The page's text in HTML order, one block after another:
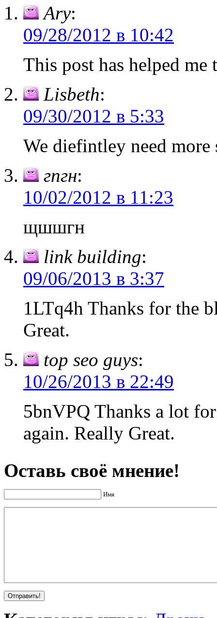
Ary:
09/28/2012 в 10:42
This post has helped
Lisbeth:
09/30/2012 в 5:33
We diefintley need
гпгн:
10/02/2012 в 11:23
щшшгн
link building:
09/06/2013 в 3:37
1LTq4h Thanks for the
Great.
top seo guys:
10/26/2013 в 22:49
5bnVPQ Thanks a lot
again. Really Great.
Оставь своё мнение!
Имя